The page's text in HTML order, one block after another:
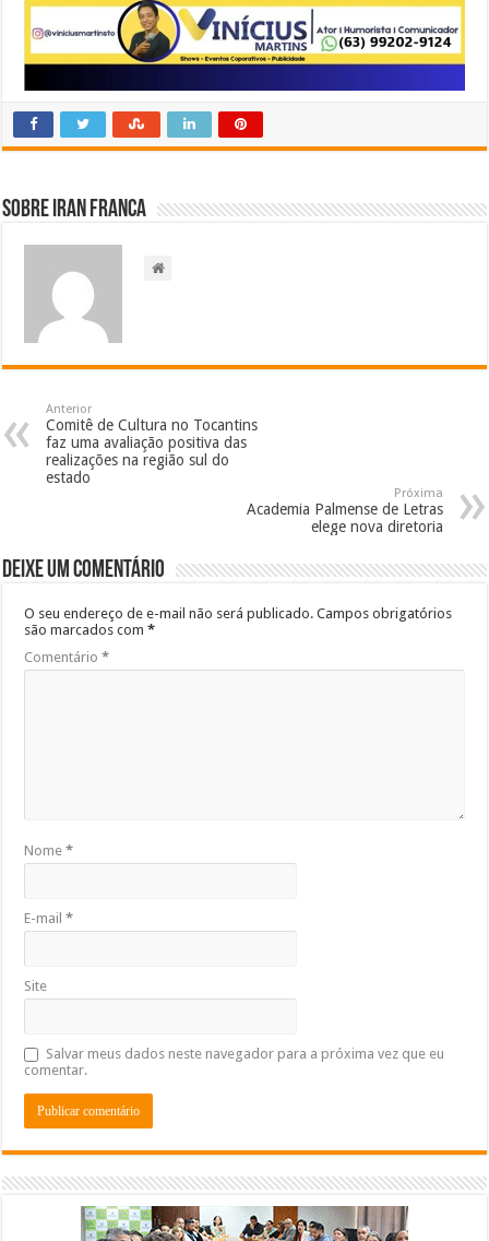
Sobre Iran Franca
Anterior
Comitê de Cultura no Tocantins
faz uma avaliação positiva das
realizações na região sul do
estado
Próxima
Academia Palmense de Letras
elege nova diretoria
Deixe um comentário
O seu endereço de e-mail não será publicado. Campos obrigatórios
são marcados com*
Comentário*
Nome*
E-mail*
Site
Salvar meus dados neste navegador para a próxima vez que eu
comentar.